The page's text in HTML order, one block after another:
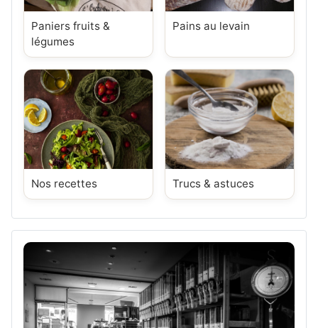
Paniers fruits &
légumes
Pains au levain
Nos recettes Trucs & astuces